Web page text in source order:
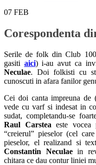
07 FEB
Corespondenta
Serile de folk din Club
gasiti aici) i-au avut ca
Neculae. Doi folkisti cu
cunoscuti in afara fanilor
Cei doi canta impreuna de
vede cu varf si indesat in
sudat, completandu-se
Raul Carstea este vocea
“creierul” pieselor (cel
pieselor, el realizand si
Constantin Neculaein
chitara ce dau contur liniei